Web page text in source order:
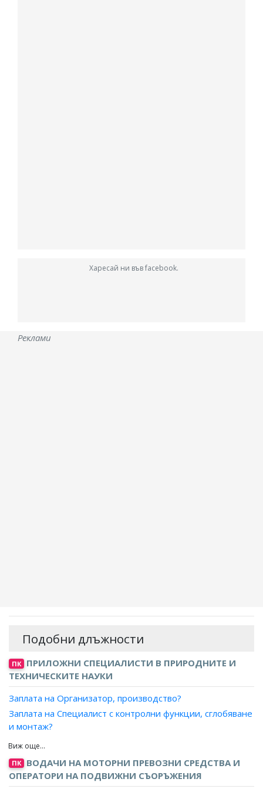
Харесай ни във facebook.
Реклами
Подобни длъжности
ПК ПРИЛОЖНИ СПЕЦИАЛИСТИ В ПРИРОДНИТЕ И
ТЕХНИЧЕСКИТЕ НАУКИ
Заплата на Организатор, производство?
Заплата на Специалист с контролни функции, сглобяване
и монтаж?
Заплата на Специалист с контролни функции,
преработваща промишленост?
Заплата на Специалист с контролни функции,
довършителни дейности?
ПК ВОДАЧИ НА МОТОРНИ ПРЕВОЗНИ СРЕДСТВА И
ОПЕРАТОРИ НА ПОДВИЖНИ СЪОРЪЖЕНИЯ